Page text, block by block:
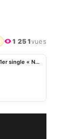
1 251vues
Bénin : A 09 ans, Haby lance son 1er single « Noà«l est venue » (vidéo)